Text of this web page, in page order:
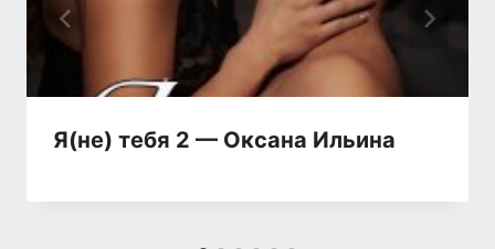
Я(не) тебя 2 — Оксана Ильина